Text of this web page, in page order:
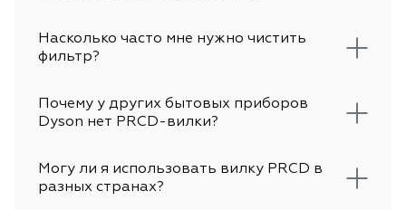
Насколько часто мне нужно чистить
фильтр?
Почему у других бытовых приборов
Dyson нет PRCD-вилки?
Могу ли я использовать вилку PRCD в
разных странах?